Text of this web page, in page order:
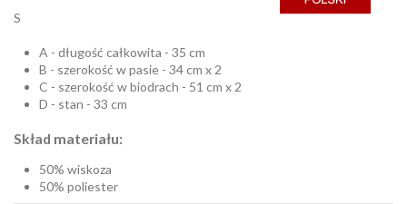
S
A - długość całkowita - 35 cm
B - szerokość w pasie - 34 cm x 2
C - szerokość w biodrach - 51 cm x 2
D - stan - 33 cm
Skład materiału:
50% wiskoza
50% poliester